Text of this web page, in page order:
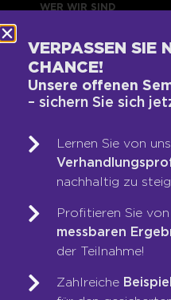
WER WIR SIND
Team
Unsere Werte
Auszeichnungen
Franchise
Seminare
RECHTLICHES
Impressum
VERPASSEN SIE
CHANCE!
Unsere offenen
– sichern Sie sich
Lernen Sie von
nachhaltig zu
Profitieren Sie von
messbaren
der Teilnahme!
Zahlreiche